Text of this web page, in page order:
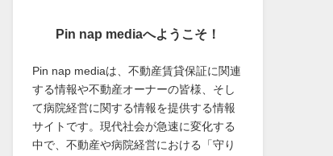
Pin nap mediaへようこそ！
Pin nap mediaは、不動産賃貸保証に関連
する情報や不動産オーナーの皆様、そし
て病院経営に関する情報を提供する情報
サイトです。現代社会が急速に変化する
中で、不動産や病院経営における「守り